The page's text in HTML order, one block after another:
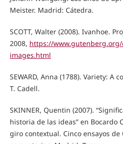
Meister. Madrid: Cátedra.
SCOTT, Walter (2008). Ivanhoe.
2008, https://
images.html
SEWARD, Anna (1788). Variety: A
T. Cadell.
SKINNER, Quentin (2007).
historia de las ideas” en Bocardo
giro contextual. Cinco ensayos de